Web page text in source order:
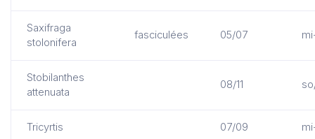
Saxifraga
stolonifera
fasciculées 05/07
Stobilanthes
attenuata
08/11
Tricyrtis 07/09